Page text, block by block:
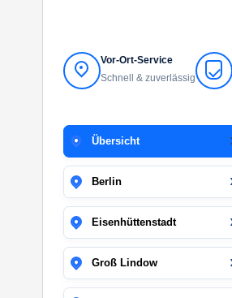
Vor-Ort-Service
Schnell & zuverlässig
Übersicht
Berlin
Eisenhüttenstadt
Groß Lindow